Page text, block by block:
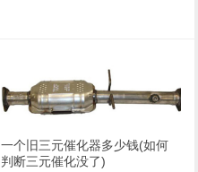
一个旧三元催化器多少钱(如何
判断三元催化没了)